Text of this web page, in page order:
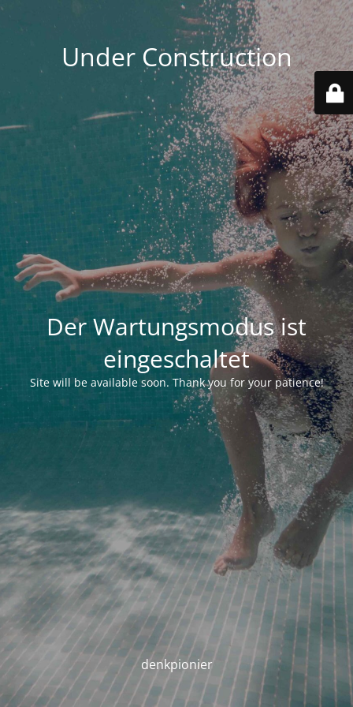
Under Construction
Der Wartungsmodus ist
eingeschaltet
Site will be available soon. Thank you for your patience!
denkpionier